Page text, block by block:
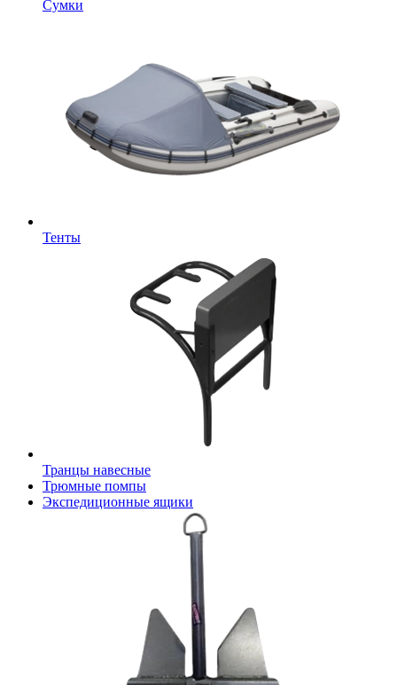
Сумки
Тенты
Транцы навесные
Трюмные помпы
Экспедиционные ящики